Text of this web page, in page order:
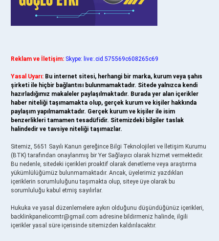
Reklam ve İletişim: Skype: live:.cid.575569c608265c69
Yasal Uyarı: Bu internet sitesi, herhangi bir marka, kurum veya şahıs
şirketi ile hiçbir bağlantısı bulunmamaktadır. Sitede yalnızca kendi
hazırladığımız makaleler paylaşılmaktadır. Burada yer alan içerikler
haber niteliği taşımamakta olup, gerçek kurum ve kişiler hakkında
paylaşım yapılmamaktadır. Gerçek kurum ve kişiler ile isim
benzerlikleri tamamen tesadüfidir. Sitemizdeki bilgiler taslak
halindedir ve tavsiye niteliği taşımazlar.
Sitemiz, 5651 Sayılı Kanun gereğince Bilgi Teknolojileri ve İletişim Kurumu
(BTK) tarafından onaylanmış bir Yer Sağlayıcı olarak hizmet vermektedir.
Bu nedenle, sitedeki içerikleri proaktif olarak denetleme veya araştırma
yükümlülüğümüz bulunmamaktadır. Ancak, üyelerimiz yazdıkları
içeriklerin sorumluluğunu taşımakta olup, siteye üye olarak bu
sorumluluğu kabul etmiş sayılırlar.
Hukuka ve yasal düzenlemelere aykırı olduğunu düşündüğünüz içerikleri,
backlinkpanelicomtr@gmail.com adresine bildirmeniz halinde, ilgili
içerikler yasal süre içerisinde sitemizden kaldırılacaktır.